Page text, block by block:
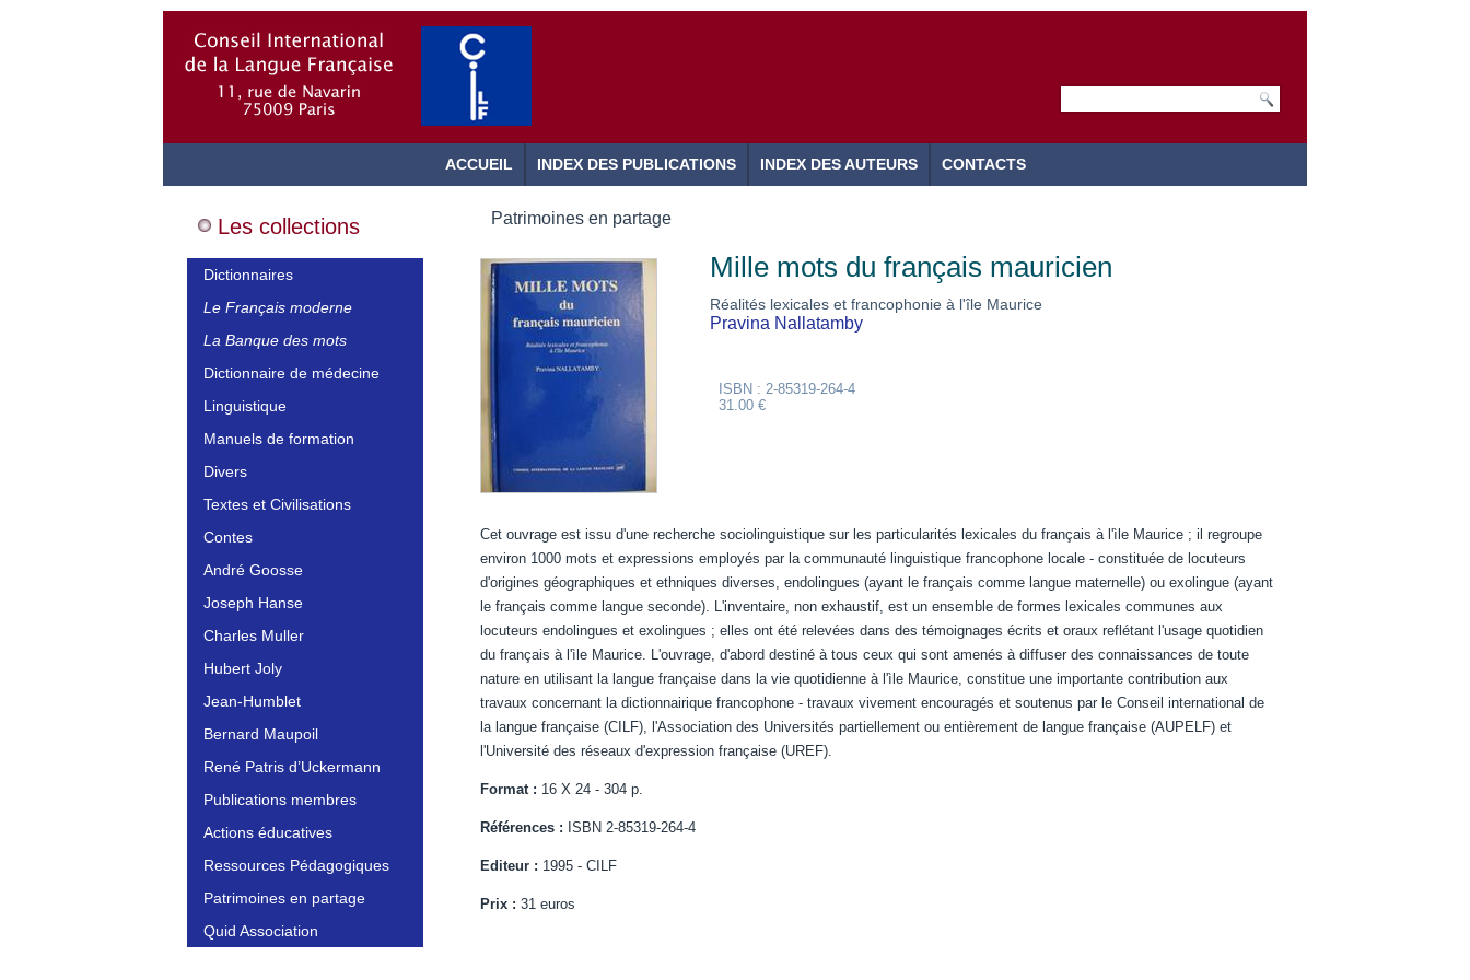
ACCUEIL INDEX DES PUBLICATIONS INDEX DES AUTEURS CONTACTS
Les collections
Dictionnaires
Le Français moderne
La Banque des mots
Dictionnaire de médecine
Linguistique
Manuels de formation
Divers
Textes et Civilisations
Contes
André Goosse
Joseph Hanse
Charles Muller
Hubert Joly
Jean-Humblet
Bernard Maupoil
René Patris d’Uckermann
Publications membres
Actions éducatives
Ressources Pédagogiques
Patrimoines en partage
Quid Association
Patrimoines en partage
Mille mots du français mauricien
Réalités lexicales et francophonie à l'île Maurice
Pravina Nallatamby
ISBN : 2-85319-264-4
31.00 €
Cet ouvrage est issu d'une recherche sociolinguistique sur les particularités lexicales du français à l'ìle Maurice ; il regroupe
environ 1000 mots et expressions employés par la communauté linguistique francophone locale - constituée de locuteurs
d'origines géographiques et ethniques diverses, endolingues (ayant le français comme langue maternelle) ou exolingue (ayant
le français comme langue seconde). L'inventaire, non exhaustif, est un ensemble de formes lexicales communes aux
locuteurs endolingues et exolingues ; elles ont été relevées dans des témoignages écrits et oraux reflétant l'usage quotidien
du français à l'ìle Maurice. L'ouvrage, d'abord destiné à tous ceux qui sont amenés à diffuser des connaissances de toute
nature en utilisant la langue française dans la vie quotidienne à l'ìle Maurice, constitue une importante contribution aux
travaux concernant la dictionnairique francophone - travaux vivement encouragés et soutenus par le Conseil international de
la langue française (CILF), l'Association des Universités partiellement ou entièrement de langue française (AUPELF) et
l'Université des réseaux d'expression française (UREF).
Format : 16 X 24 - 304 p.
Références : ISBN 2-85319-264-4
Editeur : 1995 - CILF
Prix : 31 euros